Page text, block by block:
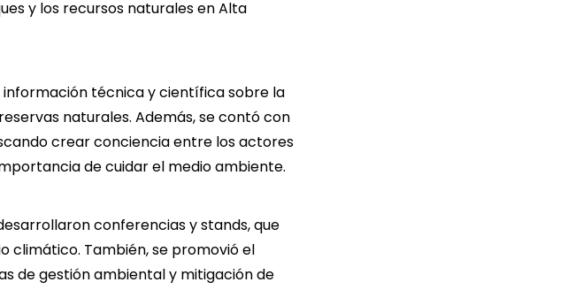
y los recursos naturales en Alta
técnica y científica sobre la
naturales. Además, se contó con
crear conciencia entre los actores
de cuidar el medio ambiente.
conferencias y stands, que
También, se promovió el
de gestión ambiental y mitigación de